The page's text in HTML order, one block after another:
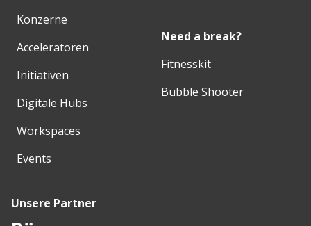
Konzerne
Acceleratoren
Initiativen
Digitale Hubs
Workspaces
Events
Need a break?
Fitnesskit
Bubble Shooter
Unsere Partner